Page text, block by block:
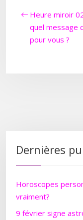
Heure miroir
quel message
pour vous ?
Dernières
Horoscopes
vraiment?
9 février signe